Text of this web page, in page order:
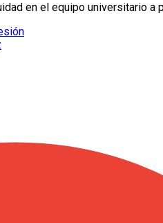
en el equipo universitario a